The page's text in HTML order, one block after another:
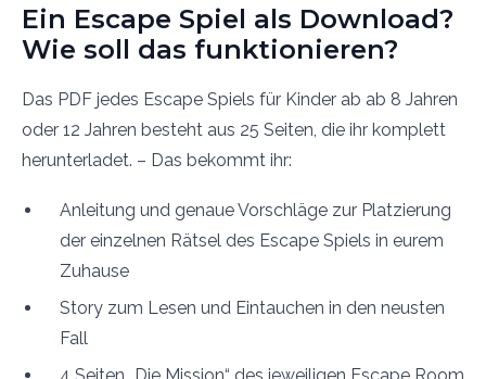
Ein Escape Spiel als Download?
Wie soll das funktionieren?
Das PDF jedes Escape Spiels für Kinder ab ab 8 Jahren
oder 12 Jahren besteht aus 25 Seiten, die ihr komplett
herunterladet. – Das bekommt ihr:
Anleitung und genaue Vorschläge zur Platzierung
der einzelnen Rätsel des Escape Spiels in eurem
Zuhause
Story zum Lesen und Eintauchen in den neusten
Fall